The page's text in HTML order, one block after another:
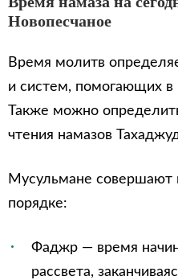
Новопесчаное
Время молитв
и систем, помогающих в
Также можно
чтения намазов
Мусульмане
порядке:
Фаджр — время
рассвета,